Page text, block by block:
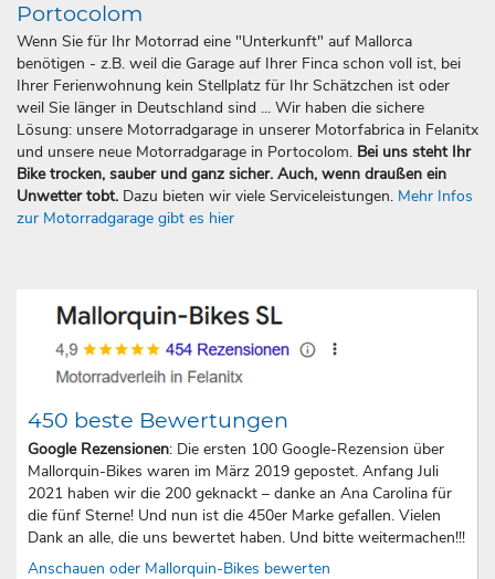
Portocolom
Wenn Sie für Ihr Motorrad eine "Unterkunft" auf Mallorca
benötigen - z.B. weil die Garage auf Ihrer Finca schon voll ist, bei
Ihrer Ferienwohnung kein Stellplatz für Ihr Schätzchen ist oder
weil Sie länger in Deutschland sind ... Wir haben die sichere
Lösung: unsere Motorradgarage in unserer Motorfabrica in Felanitx
und unsere neue Motorradgarage in Portocolom. Bei uns steht Ihr
Bike trocken, sauber und ganz sicher. Auch, wenn draußen ein
Unwetter tobt. Dazu bieten wir viele Serviceleistungen. Mehr Infos
zur Motorradgarage gibt es hier
450 beste Bewertungen
Google Rezensionen: Die ersten 100 Google-Rezension über
Mallorquin-Bikes waren im März 2019 gepostet. Anfang Juli
2021 haben wir die 200 geknackt – danke an Ana Carolina für
die fünf Sterne! Und nun ist die 450er Marke gefallen. Vielen
Dank an alle, die uns bewertet haben. Und bitte weitermachen!!!
Anschauen oder Mallorquin-Bikes bewerten